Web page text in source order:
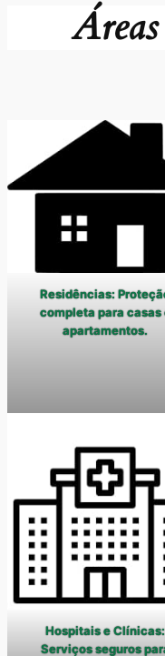
Residências:
completa para casas
apartamentos.
Hospitais e Clínicas:
Serviços seguros